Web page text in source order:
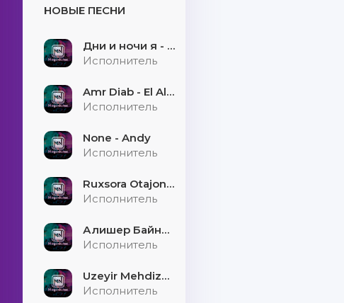
НОВЫЕ ПЕСНИ
Дни и ночи я - скучаю
Исполнитель
Amr Diab - El Alem Allah
Исполнитель
None - Andy
Исполнитель
Ruxsora Otajonova & Bahrom Davr - Sevgimiz soxtamidi
Исполнитель
Алишер Байниязов - Қарауыллап
Исполнитель
Uzeyir Mehdizade - Hekaye
Исполнитель